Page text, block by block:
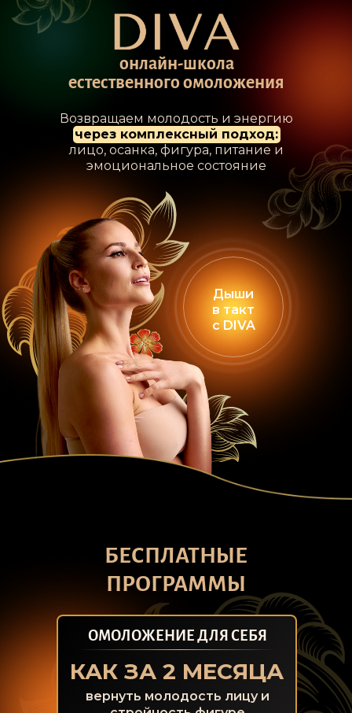
Дыши
в такт
с DIVA
онлайн-школа
естественного омоложения
Возвращаем молодость и энергию
через комплексный подход:
лицо, осанка, фигура, питание и
эмоциональное состояние
вернуть молодость лицу и
ОМОЛОЖЕНИЕ ДЛЯ СЕБЯ
КАК ЗА 2 МЕСЯЦА
БЕСПЛАТНЫЕ
ПРОГРАММЫ